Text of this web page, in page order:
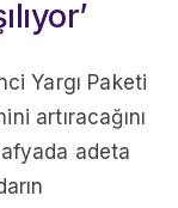
Yargı Paketi
artıracağını
adeta